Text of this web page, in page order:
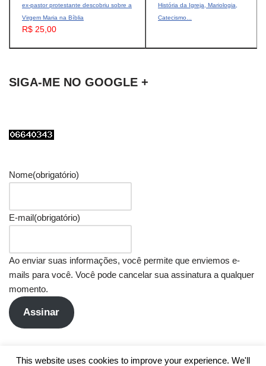
ex-pastor protestante descobriu sobre a
Virgem Maria na Bíblia
R$ 25,00
História da Igreja, Mariologia,
Catecismo...
SIGA-ME NO GOOGLE +
Nome(obrigatório)
E-mail(obrigatório)
Ao enviar suas informações, você permite que enviemos e-
mails para você. Você pode cancelar sua assinatura a qualquer
momento.
Assinar
This website uses cookies to improve your experience. We'll